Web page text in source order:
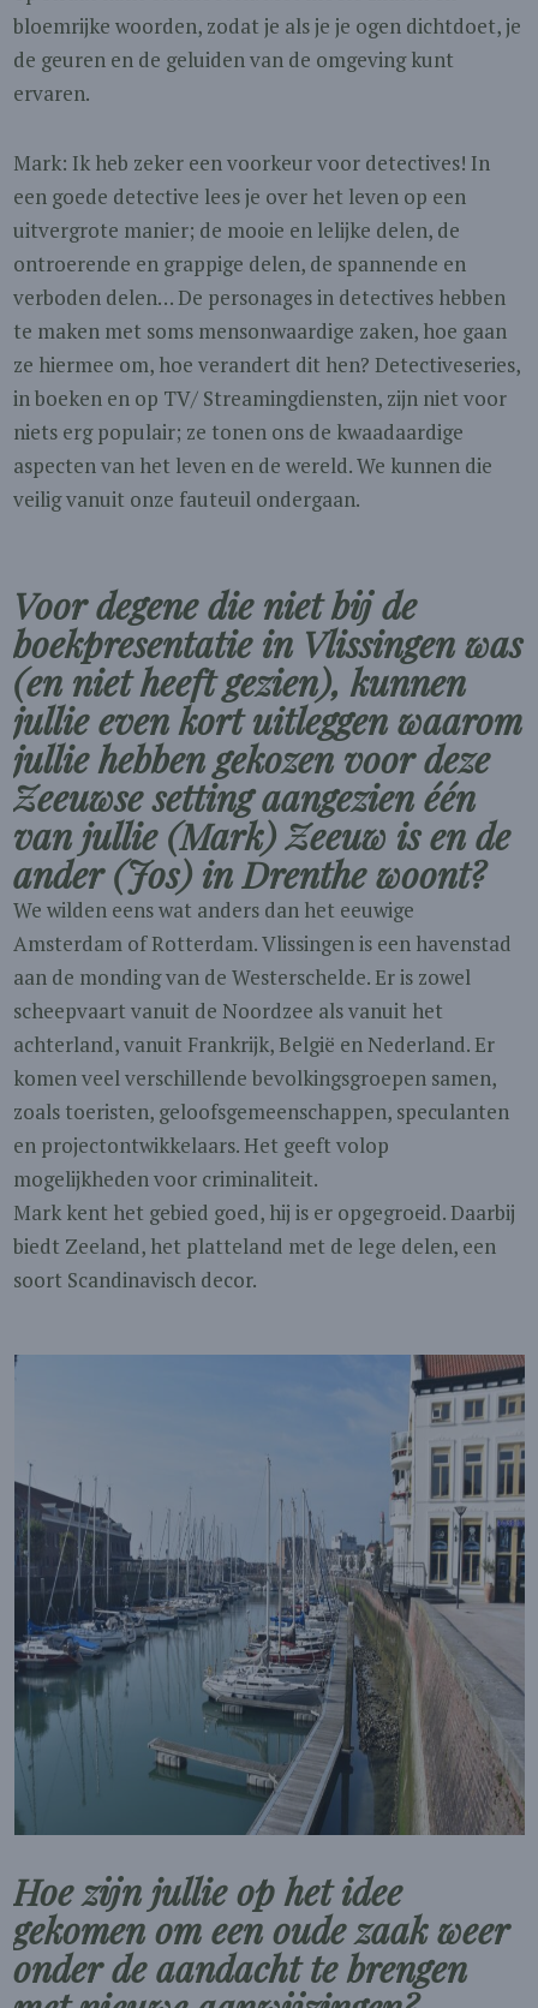
bloemrijke woorden, zodat je als je je ogen dichtdoet, je
de geuren en de geluiden van de omgeving kunt
ervaren.
Mark: Ik heb zeker een voorkeur voor detectives! In
een goede detective lees je over het leven op een
uitvergrote manier; de mooie en lelijke delen, de
ontroerende en grappige delen, de spannende en
verboden delen… De personages in detectives hebben
te maken met soms mensonwaardige zaken, hoe gaan
ze hiermee om, hoe verandert dit hen? Detectiveseries,
in boeken en op TV/ Streamingdiensten, zijn niet voor
niets erg populair; ze tonen ons de kwaadaardige
aspecten van het leven en de wereld. We kunnen die
veilig vanuit onze fauteuil ondergaan.
Voor degene die niet bij de
boekpresentatie in Vlissingen was
(en niet heeftgezien), kunnen
jullie even kort uitleggen waarom
jullie hebben gekozen voor deze
Zeeuwse setting aangezien één
van jullie (Mark) Zeeuw is en de
ander (Jos) in Drenthe woont?
We wilden eens wat anders dan het eeuwige
Amsterdam of Rotterdam. Vlissingen is een havenstad
aan de monding van de Westerschelde. Er is zowel
scheepvaart vanuit de Noordzee als vanuit het
achterland, vanuit Frankrijk, België en Nederland. Er
komen veel verschillende bevolkingsgroepen samen,
zoals toeristen, geloofsgemeenschappen, speculanten
en projectontwikkelaars. Het geeft volop
mogelijkheden voor criminaliteit.
Mark kent het gebied goed, hij is er opgegroeid. Daarbij
biedt Zeeland, het platteland met de lege delen, een
soort Scandinavisch decor.
Hoe zijn jullie op het idee
gekomen om een oude zaak weer
onder de aandacht te brengen